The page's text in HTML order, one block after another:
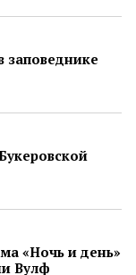
заповеднике
«Ночь и день»
Вулф